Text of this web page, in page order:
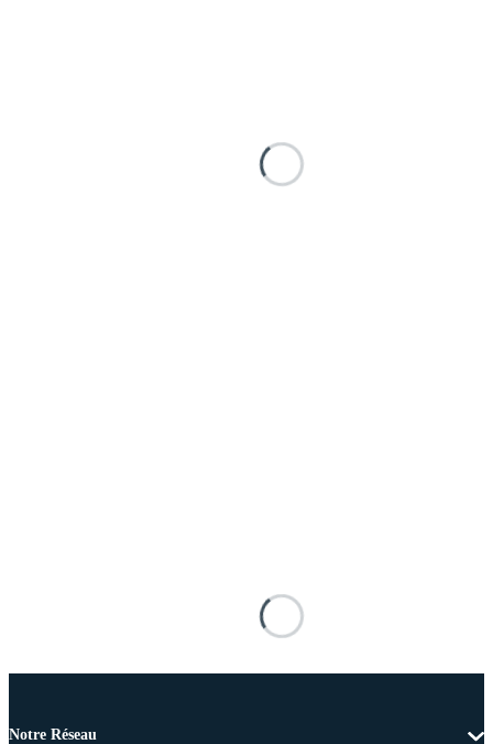
Notre Réseau